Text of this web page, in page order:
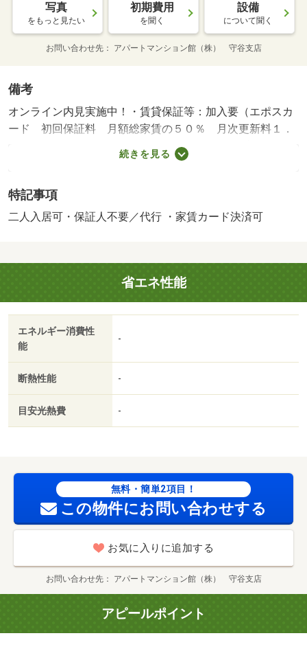
写真
をもっと見たい
初期費用
を聞く
設備
について聞く
お問い合わせ先 アパートマンション館（株） 守谷支店
備考
オンライン内見実施中！・賃貸保証等：加入要（エポスカ
ード 初回保証料 月額総家賃の５０％ 月次更新料１．
５％最低保証料１５，０００円 （キャンパスプラン１
５，０００円） 月次更新料１．５％））・鍵交換代：あ
ト１，３２０円／月・駐車場敷金：１ヶ月・◎夏キャンペ
ーン♪家電プレゼント！対象物件は「物件詳細を見る」をク
続きを見る
特記事項
二人入居可・保証人不要／代行 ・家賃カード決済可
省エネ性能
エネルギー消費性
能
-
断熱性能 -
目安光熱費 -
無料・簡単2項目！
この物件にお問い合わせする
お気に入りに追加する
お問い合わせ先 アパートマンション館（株） 守谷支店
アピールポイント